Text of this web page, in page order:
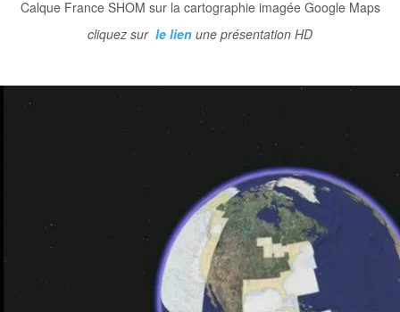
Calque France SHOM sur la cartographie imagée Google Maps
cliquez sur le lien une présentation HD